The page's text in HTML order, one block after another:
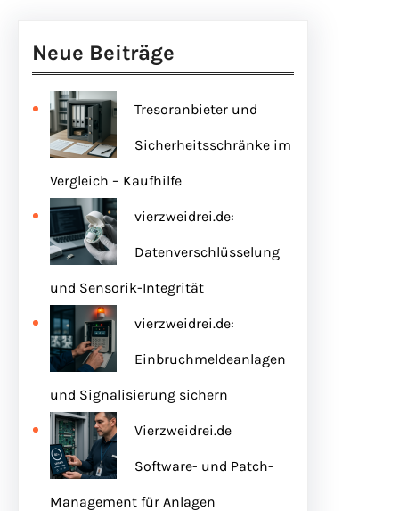
Neue Beiträge
Tresoranbieter und
Sicherheitsschränke im
Vergleich – Kaufhilfe
vierzweidrei.de:
Datenverschlüsselung
und Sensorik-Integrität
vierzweidrei.de:
Einbruchmeldeanlagen
und Signalisierung sichern
Vierzweidrei.de
Software- und Patch-
Management für Anlagen